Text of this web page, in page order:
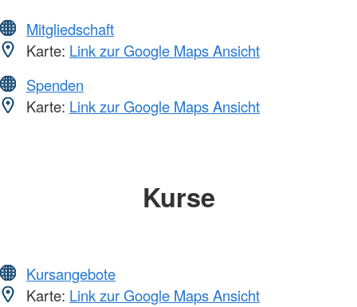
Mitgliedschaft
Karte: Link zur Google Maps Ansicht
Spenden
Karte: Link zur Google Maps Ansicht
Kurse
Kursangebote
Karte: Link zur Google Maps Ansicht